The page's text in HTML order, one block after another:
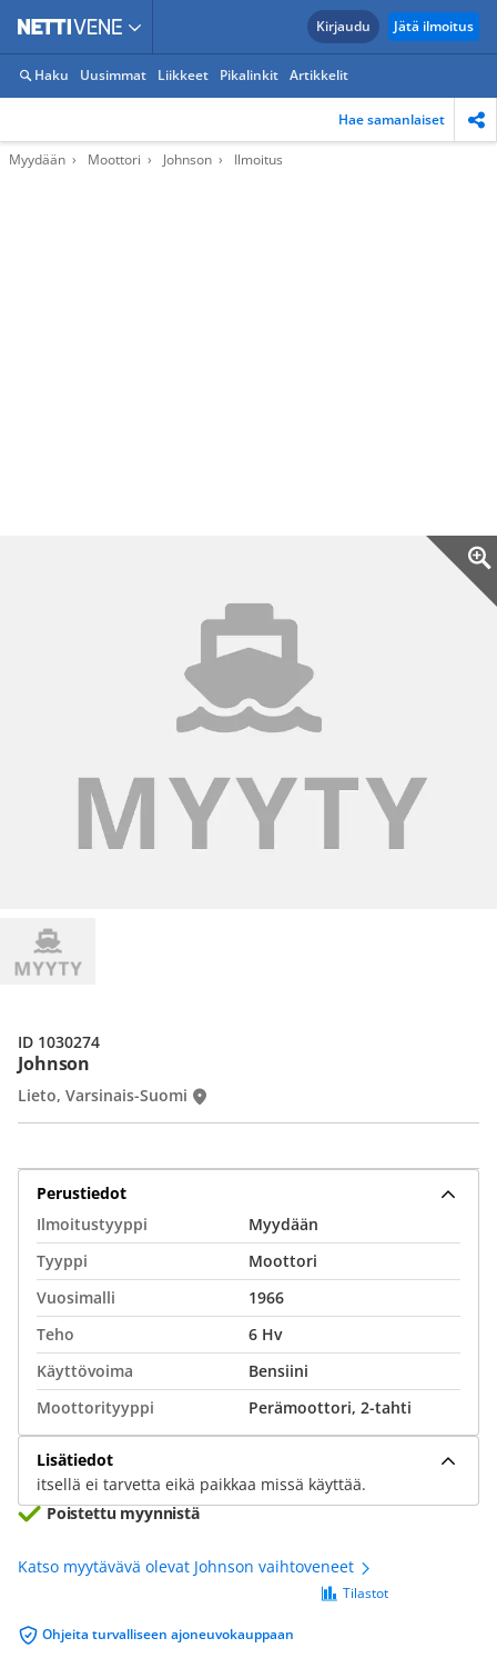
Kirjaudu Jätä ilmoitus
Haku Uusimmat Liikkeet Pikalinkit Artikkelit
Hae samanlaiset
Myydään Moottori Johnson Ilmoitus
Johnson
Lieto, Varsinais-Suomi
ID 1030274
Perustiedot
Ilmoitustyyppi
Myydään
Tyyppi
Moottori
Vuosimalli
1966
Teho
6 Hv
Käyttövoima
Bensiini
Moottorityyppi
Perämoottori, 2-tahti
Lisätiedot
itsellä ei tarvetta eikä paikkaa missä käyttää.
Poistettu myynnistä
Katso myytävävä olevat Johnson vaihtoveneet
Ohjeita turvalliseen ajoneuvokauppaan
Tilastot